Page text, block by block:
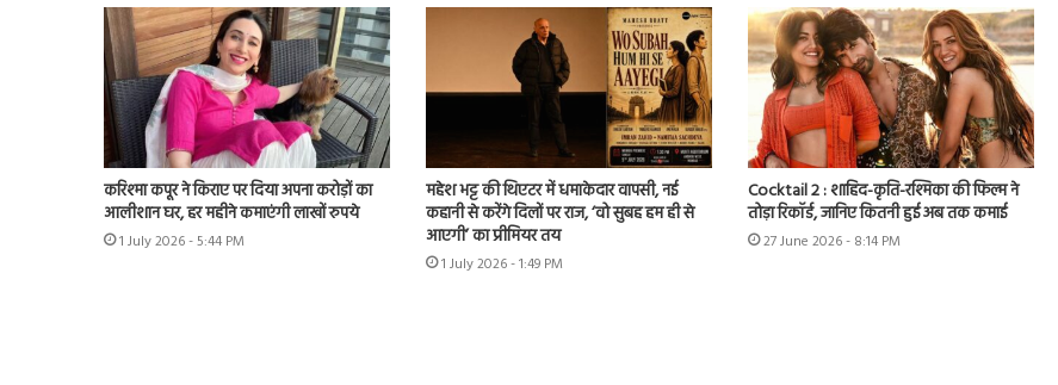
करिश्मा कपूर ने किराए पर दिया अपना करोड़ों का
आलीशान घर, हर महीने कमाएंगी लाखों रुपये
1 July 2026 - 5:44 PM
महेश भट्ट की थिएटर में धमाकेदार वापसी, नई
कहानी से करेंगे दिलों पर राज, ‘वो सुबह हम ही से
आएगी’ का प्रीमियर तय
1 July 2026 - 1:49 PM
Cocktail 2 : शाहिद-कृति-रश्मिका की फिल्म ने
तोड़ा रिकॉर्ड, जानिए कितनी हुई अब तक कमाई
27 June 2026 - 8:14 PM